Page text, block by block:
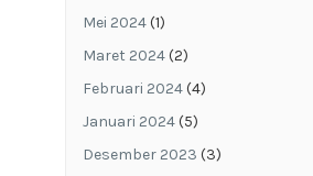
Mei 2024(1)
Maret 2024(2)
Februari 2024(4)
Januari 2024(5)
Desember 2023 (3)